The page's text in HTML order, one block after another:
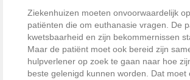
Ziekenhuizen moeten onvoorwaardelijk
patiënten die om euthanasie vragen. De
kwetsbaarheid en zijn bekommernissen
Maar de patiënt moet ook bereid zijn
hulpverlener op zoek te gaan naar hoe
beste gelenigd kunnen worden. Dat moet